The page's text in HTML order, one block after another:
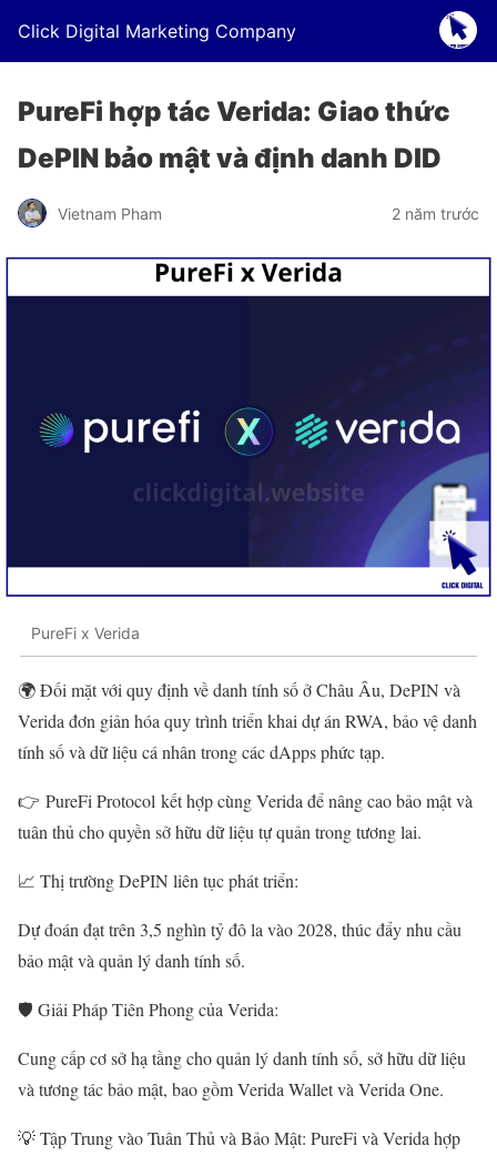
Click Digital Marketing Company
PureFi hợp tác Verida: Giao thức
DePIN bảo mật và định danh DID
Vietnam Pham 2 năm trước
PureFi x Verida
🌍 Đối mặt với quy định về danh tính số ở Châu Âu, DePIN và
Verida đơn giản hóa quy trình triển khai dự án RWA, bảo vệ danh
tính số và dữ liệu cá nhân trong các dApps phức tạp.
👉 PureFi Protocol kết hợp cùng Verida để nâng cao bảo mật và
tuân thủ cho quyền sở hữu dữ liệu tự quản trong tương lai.
📈 Thị trường DePIN liên tục phát triển:
Dự đoán đạt trên 3,5 nghìn tỷ đô la vào 2028, thúc đẩy nhu cầu
bảo mật và quản lý danh tính số.
🛡 Giải Pháp Tiên Phong của Verida:
Cung cấp cơ sở hạ tầng cho quản lý danh tính số, sở hữu dữ liệu
và tương tác bảo mật, bao gồm Verida Wallet và Verida One.
💡 Tập Trung vào Tuân Thủ và Bảo Mật: PureFi và Verida hợp